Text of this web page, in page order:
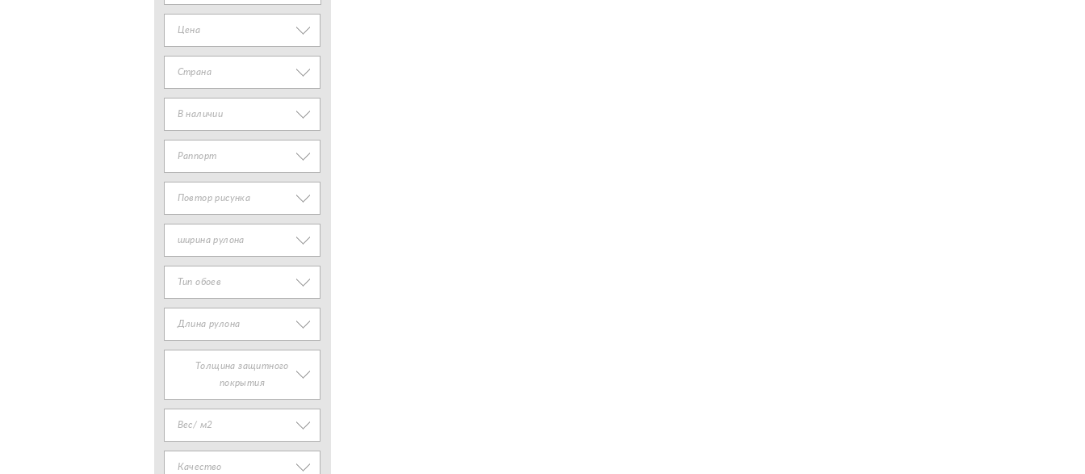
Цена
Страна
В наличии
Раппорт
Повтор рисунка
ширина рулона
Тип обоев
Длина рулона
Толщина защитного
покрытия
Вес/ м2
Качество